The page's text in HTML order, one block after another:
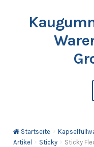
Springe
Kaugummis
Startseite
Artikel
Sticky Sticky